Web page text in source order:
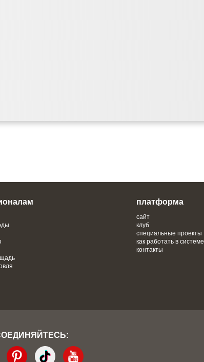
платформа
сайт
клуб
специальные проекты
как работать в системе
контакты